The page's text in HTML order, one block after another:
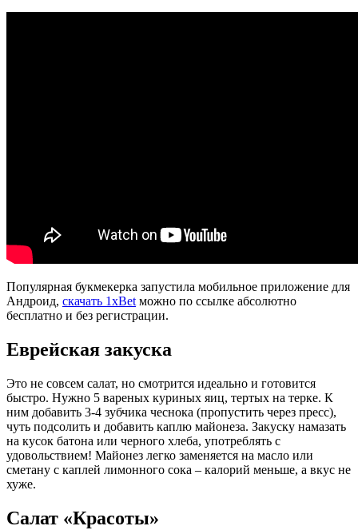
Популярная букмекерка запустила мобильное приложение для
Андроид, скачать 1xBet можно по ссылке абсолютно
бесплатно и без регистрации.
Еврейская закуска
Это не совсем салат, но смотрится идеально и готовится
быстро. Нужно 5 вареных куриных яиц, тертых на терке. К
ним добавить 3-4 зубчика чеснока (пропустить через пресс),
чуть подсолить и добавить каплю майонеза. Закуску намазать
на кусок батона или черного хлеба, употреблять с
удовольствием! Майонез легко заменяется на масло или
сметану с каплей лимонного сока – калорий меньше, а вкус не
хуже.
Салат «Красоты»